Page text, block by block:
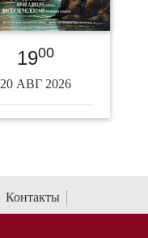
1900
20 АВГ 2026
Контакты